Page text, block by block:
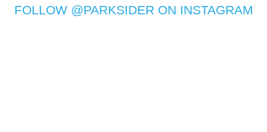
FOLLOW @PARKSIDER ON INSTAGRAM